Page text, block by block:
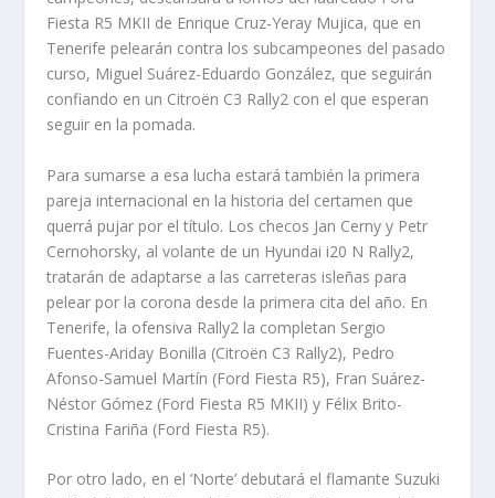
Fiesta R5 MKII de Enrique Cruz-Yeray Mujica, que en
Tenerife pelearán contra los subcampeones del pasado
curso, Miguel Suárez-Eduardo González, que seguirán
confiando en un Citroën C3 Rally2 con el que esperan
seguir en la pomada.
Para sumarse a esa lucha estará también la primera
pareja internacional en la historia del certamen que
querrá pujar por el título. Los checos Jan Cerny y Petr
Cernohorsky, al volante de un Hyundai i20 N Rally2,
tratarán de adaptarse a las carreteras isleñas para
pelear por la corona desde la primera cita del año. En
Tenerife, la ofensiva Rally2 la completan Sergio
Fuentes-Ariday Bonilla (Citroën C3 Rally2), Pedro
Afonso-Samuel Martín (Ford Fiesta R5), Fran Suárez-
Néstor Gómez (Ford Fiesta R5 MKII) y Félix Brito-
Cristina Fariña (Ford Fiesta R5).
Por otro lado, en el ‘Norte’ debutará el flamante Suzuki